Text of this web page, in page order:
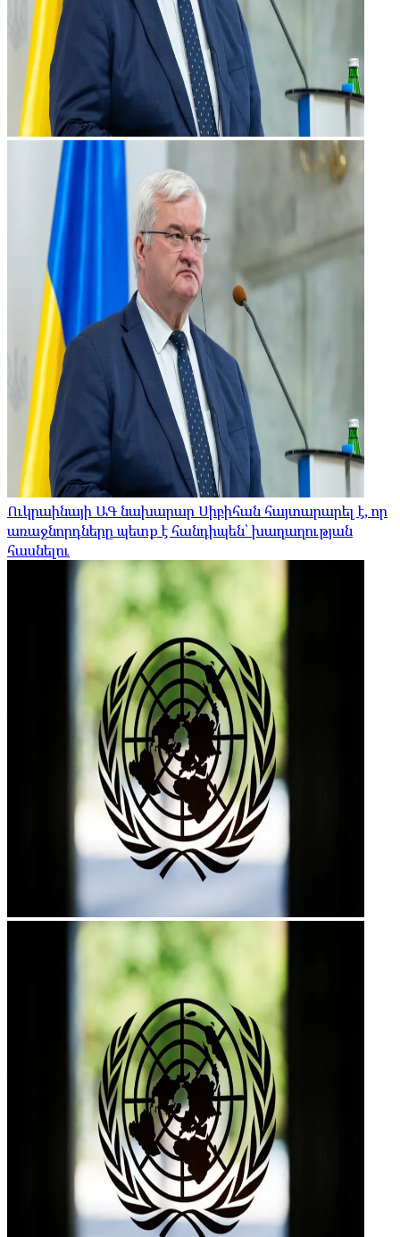
Ուկրաինայի ԱԳ նախարար Սիբիհան հայտարարել է, որ
առաջնորդները պետք է հանդիպեն՝ խաղաղության
հասնելու